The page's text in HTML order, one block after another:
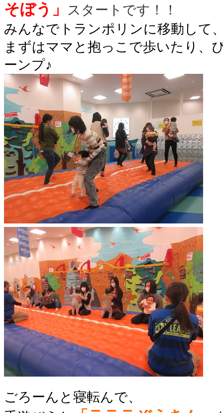
そぼう」
スタートです！！
みんなでトランポリンに移動して
まずはママと抱っこで歩いたり、
ーンプ♪
ごろーんと寝転んで、